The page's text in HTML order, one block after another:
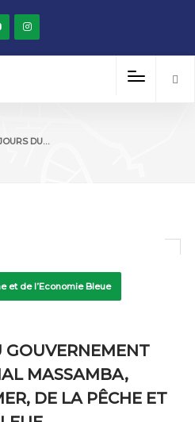
DU…
et de l’Economie Bleue
GOUVERNEMENT
MASSAMBA,
DE LA PÊCHE ET